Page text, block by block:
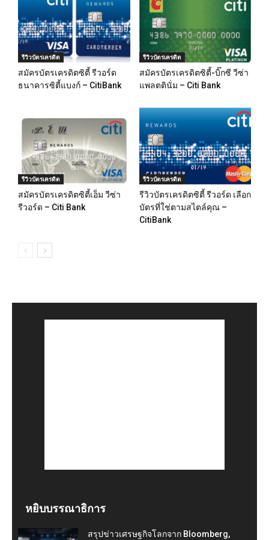
รีวิวบัตรเครดิต
สมัครบัตรเครดิตซิตี้ รีวอร์ด
ธนาคารซิตี้แบงก์ – CitiBank
รีวิวบัตรเครดิต
สมัครบัตรเครดิตซิตี้-บิ๊กซี วีซ่า
แพลตตินั่ม – Citi Bank
รีวิวบัตรเครดิต
สมัครบัตรเครดิตซิตี้เอ็ม วีซ่า
รีวอร์ด – Citi Bank
รีวิวบัตรเครดิต
รีวิวบัตรเครดิตซิตี้ รีวอร์ด เลือก
บัตรที่ใช่ตามสไตล์คุณ –
CitiBank
หยิบบรรณาธิการ
สรุปข่าวเศรษฐกิจโลกจาก Bloomberg,